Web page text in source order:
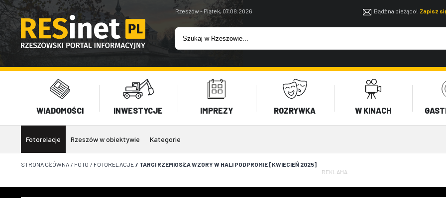
Rzeszów - Piątek, 07.08.2026 Bądź na bieżąco! Zapisz
WIADOMOŚCI INWESTYCJE IMPREZY ROZRYWKA W KINACH
Fotorelacje Rzeszów w obiektywie Kategorie
STRONA GŁÓWNA / FOTO / FOTORELACJE / TARGI RZEMIOSŁA WZORY W HALI PODPROMIE [KWIECIEŃ 2025]
REKLAMA